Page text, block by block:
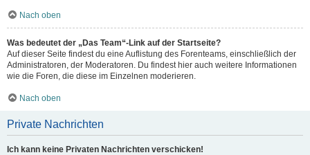
Nach oben
Was bedeutet der „Das Team“-Link auf der Startseite?
Auf dieser Seite findest du eine Auflistung des Forenteams, einschließlich der
Administratoren, der Moderatoren. Du findest hier auch weitere Informationen
wie die Foren, die diese im Einzelnen moderieren.
Nach oben
Private Nachrichten
Ich kann keine Privaten Nachrichten verschicken!